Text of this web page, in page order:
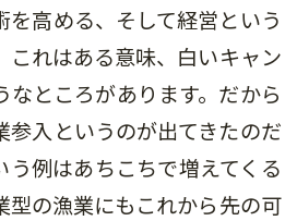
を高める、そして経営という
これはある意味、白いキャン
なところがあります。だから
参入というのが出てきたのだ
う例はあちこちで増えてくる
型の漁業にもこれから先の可